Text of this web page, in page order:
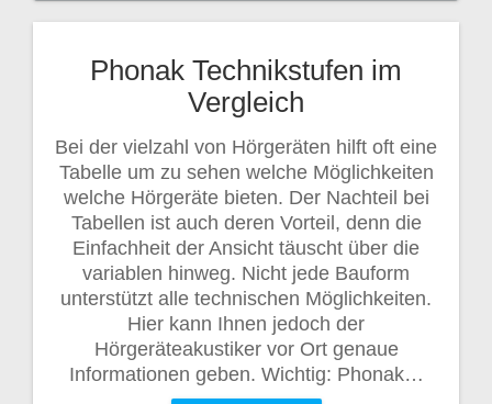
Phonak Technikstufen im
Vergleich
Bei der vielzahl von Hörgeräten hilft oft eine
Tabelle um zu sehen welche Möglichkeiten
welche Hörgeräte bieten. Der Nachteil bei
Tabellen ist auch deren Vorteil, denn die
Einfachheit der Ansicht täuscht über die
variablen hinweg. Nicht jede Bauform
unterstützt alle technischen Möglichkeiten.
Hier kann Ihnen jedoch der
Hörgeräteakustiker vor Ort genaue
Informationen geben. Wichtig: Phonak…